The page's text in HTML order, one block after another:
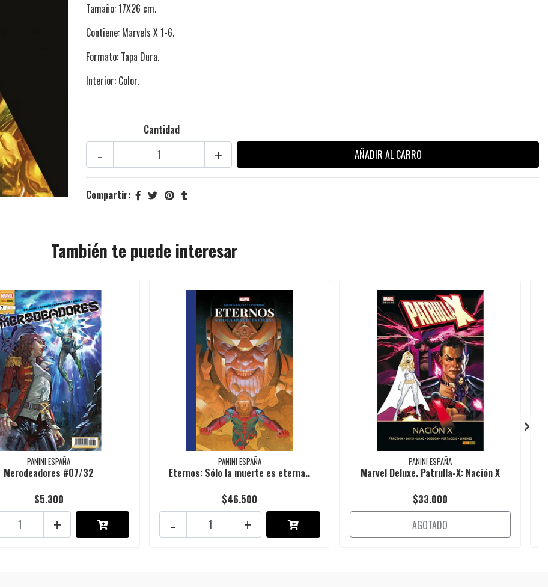
Tamaño: 17X26 cm.
Contiene: Marvels X 1-6.
Formato: Tapa Dura.
Interior: Color.
Cantidad
+
-
Compartir:
También te puede interesar
PANINI ESPAÑA
Merodeadores #07/32
$5.300
+
PANINI ESPAÑA
Eternos: Sólo la muerte es eterna..
$46.500
+
-
PANINI ESPAÑA
Marvel Deluxe. Patrulla-X: Nación X
$33.000
AGOTADO